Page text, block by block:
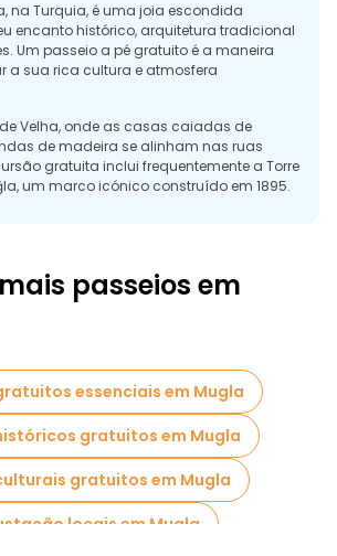
na Turquia, é uma joia escondida
encanto histórico, arquitetura tradicional
Um passeio a pé gratuito é a maneira
a sua rica cultura e atmosfera
Velha, onde as casas caiadas de
de madeira se alinham nas ruas
gratuita inclui frequentemente a Torre
um marco icónico construído em 1895.
visita guiada gratuita é a melhor forma
passeios em
essenciais em Mugla
gratuitos em Mugla
gratuitos em Mugla
locais em Mugla